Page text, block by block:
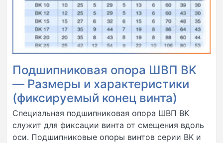
Подшипниковая опора ШВП BK
— Размеры и характеристики
(фиксируемый конец винта)
Специальная подшипниковая опора ШВП BK
служит для фиксации винта от смещения вдоль
оси. Подшипниковые опоры винтов серии BK и